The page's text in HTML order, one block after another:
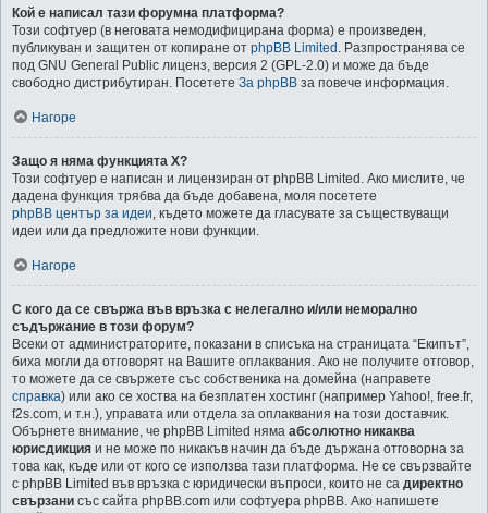
Кой е написал тази форумна платформа?
Този софтуер (в неговата немодифицирана форма) е произведен,
публикуван и защитен от копиране от phpBB Limited . Разпространява се
под GNU General Public лиценз, версия 2 (GPL-2.0) и може да бъде
свободно дистрибутиран. Посетете За phpBB за повече информация.
Нагоре
Защо я няма функцията X?
Този софтуер е написан и лицензиран от phpBB Limited. Ако мислите, че
дадена функция трябва да бъде добавена, моля посетете
phpBB център за идеи, където можете да гласувате за съществуващи
идеи или да предложите нови функции.
Нагоре
С кого да се свържа във връзка с нелегално и/или неморално
съдържание в този форум?
Всеки от администраторите, показани в списъка на страницата “Екипът”,
биха могли да отговорят на Вашите оплаквания. Ако не получите отговор,
то можете да се свържете със собственика на домейна (направете
справка) или ако се хоства на безплатен хостинг (например Yahoo!, free.fr,
f2s.com, и т.н.), управата или отдела за оплаквания на този доставчик.
Обърнете внимание, че phpBB Limited няма абсолютно никаква
юрисдикция и не може по никакъв начин да бъде държана отговорна за
това как, къде или от кого се използва тази платформа. Не се свързвайте
с phpBB Limited във връзка с юридически въпроси, които не са директно
свързани със сайта phpBB.com или софтуера phpBB. Ако напишете